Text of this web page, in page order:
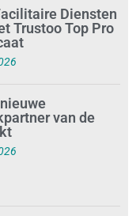
Diensten
Trustoo Top Pro
van de